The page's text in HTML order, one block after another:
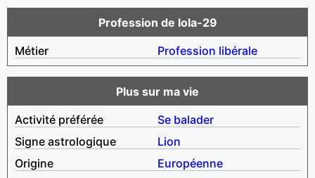
Profession de lola-29
Métier
Profession libérale
Plus sur ma vie
Activité préférée
Se balader
Signe astrologique
Lion
Origine
Européenne